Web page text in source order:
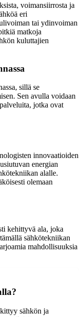
voimansiirrosta ja
eri
tai ydinvoiman
matkoja
kuluttajien
sillä se
Sen avulla voidaan
jotka ovat
innovaatioiden
energian
alalle.
olemaan
kehittyvä ala, joka
sähkötekniikan
mahdollisuuksia
sähkön ja